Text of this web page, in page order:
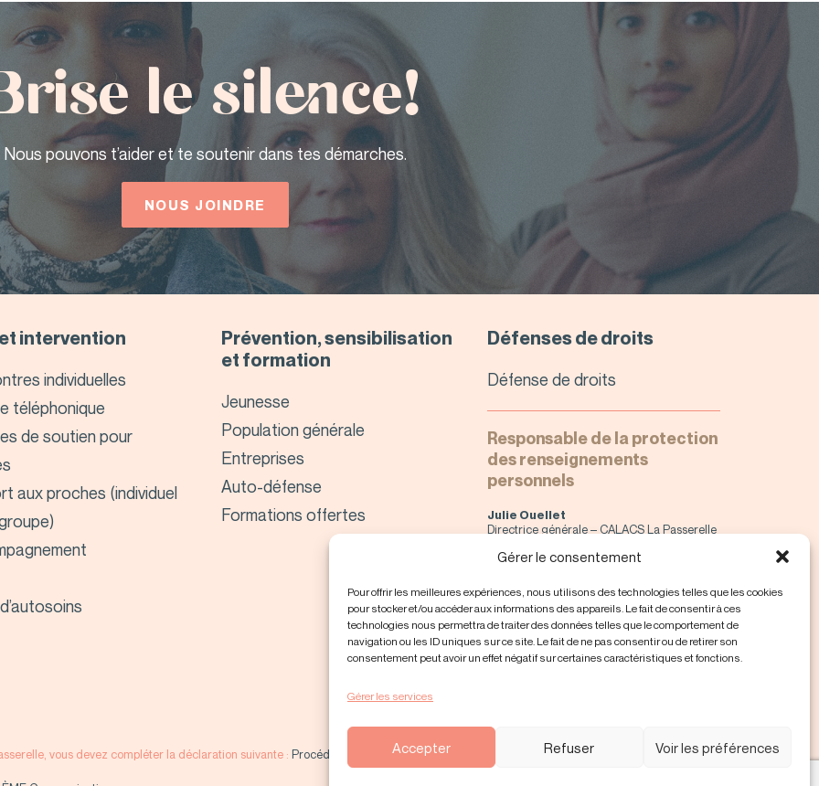
Gérer le consentement
Pour offrir les meilleures expériences, nous utilisons des technologies telles que les cookies
pour stocker et/ou accéder aux informations des appareils. Le fait de consentir à ces
technologies nous permettra de traiter des données telles que le comportement de
navigation ou les ID uniques sur ce site. Le fait de ne pas consentir ou de retirer son
consentement peut avoir un effet négatif sur certaines caractéristiques et fonctions.
Gérer les services
Accepter Refuser Voir les préférences
le silence!
Nous pouvons t’aider et te soutenir dans tes démarches.
NOUS JOINDRE
intervention
individuelles
téléphonique
de soutien pour
aux proches (individuel
Prévention, sensibilisation
et formation
Jeunesse
Population générale
Entreprises
Auto-défense
Formations offertes
Défenses de droits
Défense de droits
Responsable de la protection
des renseignements
personnels
Julie Ouellet
Directrice générale – CALACS La Passerelle
direction@calacs-lapasserelle.org
NORMES DE CONFIDENTIALITÉS
(PDF)
NOTRE CODE D’ÉTHIQUE (PDF)
vous devez compléter la déclaration suivante : Procédure de plaintes